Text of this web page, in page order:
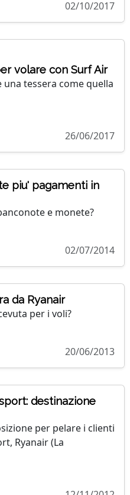
02/10/2017
volare con Surf Air
tessera come quella
26/06/2017
piu' pagamenti in
e monete?
02/07/2014
da Ryanair
per i voli?
20/06/2013
destinazione
per pelare i clienti
Ryanair (La